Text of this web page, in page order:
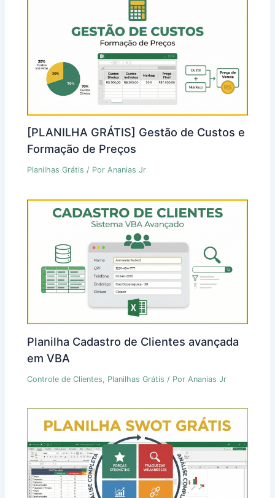
[PLANILHA GRÁTIS] Gestão de Custos e
Formação de Preços
Planilhas Grátis / PorAnanias Jr
Planilha Cadastro de Clientes avançada
em VBA
Controle de Clientes, Planilhas Grátis / PorAnanias Jr